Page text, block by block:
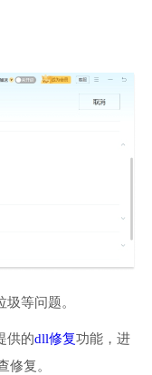
等问题。
供的dll修复功能，进
修复。